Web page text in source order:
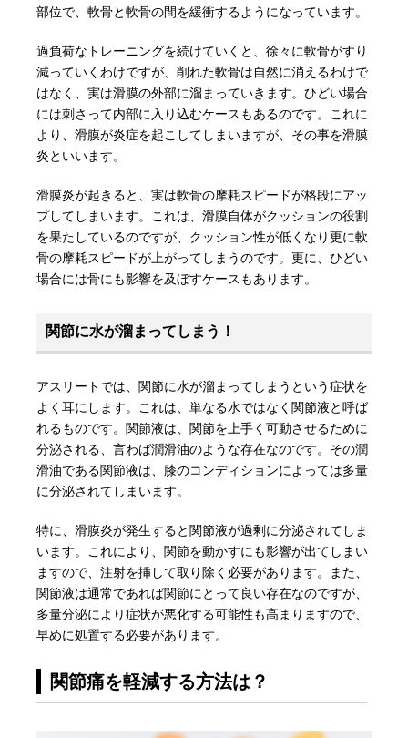
部位で、軟骨と軟骨の間を緩衝するようになっています。
過負荷なトレーニングを続けていくと、徐々に軟骨がすり
減っていくわけですが、削れた軟骨は自然に消えるわけで
はなく、実は滑膜の外部に溜まっていきます。ひどい場合
には刺さって内部に入り込むケースもあるのです。これに
より、滑膜が炎症を起こしてしまいますが、その事を滑膜
炎といいます。
滑膜炎が起きると、実は軟骨の摩耗スピードが格段にアッ
プしてしまいます。これは、滑膜自体がクッションの役割
を果たしているのですが、クッション性が低くなり更に軟
骨の摩耗スピードが上がってしまうのです。更に、ひどい
場合には骨にも影響を及ぼすケースもあります。
関節に水が溜まってしまう！
アスリートでは、関節に水が溜まってしまうという症状を
よく耳にします。これは、単なる水ではなく関節液と呼ば
れるものです。関節液は、関節を上手く可動させるために
分泌される、言わば潤滑油のような存在なのです。その潤
滑油である関節液は、膝のコンディションによっては多量
に分泌されてしまいます。
特に、滑膜炎が発生すると関節液が過剰に分泌されてしま
います。これにより、関節を動かすにも影響が出てしまい
ますので、注射を挿して取り除く必要があります。また、
関節液は通常であれば関節にとって良い存在なのですが、
多量分泌により症状が悪化する可能性も高まりますので、
早めに処置する必要があります。
関節痛を軽減する方法は？